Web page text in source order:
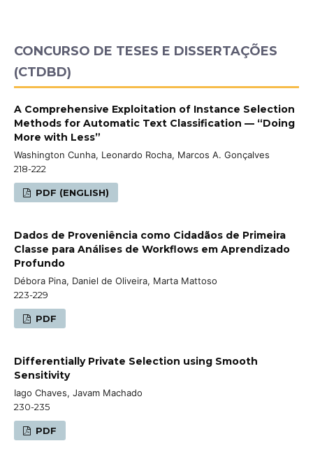
CONCURSO DE TESES E DISSERTAÇÕES
(CTDBD)
A Comprehensive Exploitation of Instance Selection
Methods for Automatic Text Classification — “Doing
More with Less”
Washington Cunha, Leonardo Rocha, Marcos A. Gonçalves
218-222
PDF (ENGLISH)
Dados de Proveniência como Cidadãos de Primeira
Classe para Análises de Workflows em Aprendizado
Profundo
Débora Pina, Daniel de Oliveira, Marta Mattoso
223-229
PDF
Differentially Private Selection using Smooth
Sensitivity
Iago Chaves, Javam Machado
230-235
PDF